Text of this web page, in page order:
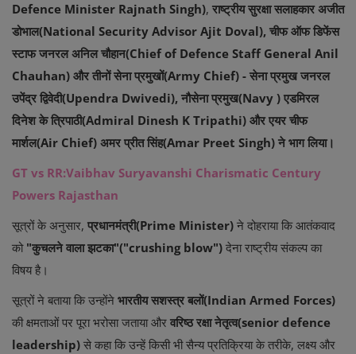
Defence Minister Rajnath Singh), राष्ट्रीय सुरक्षा सलाहकार अजीत
डोभाल(National Security Advisor Ajit Doval), चीफ ऑफ डिफेंस
स्टाफ जनरल अनिल चौहान(Chief of Defence Staff General Anil
Chauhan) और तीनों सेना प्रमुखों(Army Chief) - सेना प्रमुख जनरल
उपेंद्र द्विवेदी(Upendra Dwivedi), नौसेना प्रमुख(Navy ) एडमिरल
दिनेश के त्रिपाठी(Admiral Dinesh K Tripathi) और एयर चीफ
मार्शल(Air Chief) अमर प्रीत सिंह(Amar Preet Singh) ने भाग लिया।
GT vs RR:Vaibhav Suryavanshi Charismatic Century
Powers Rajasthan
सूत्रों के अनुसार, प्रधानमंत्री(Prime Minister) ने दोहराया कि आतंकवाद
को"कुचलने वाला झटका"("crushing blow") देना राष्ट्रीय संकल्प का
विषय है।
सूत्रों ने बताया कि उन्होंने भारतीय सशस्त्र बलों(Indian Armed Forces)
की क्षमताओं पर पूरा भरोसा जताया और वरिष्ठ रक्षा नेतृत्व(senior defence
leadership) से कहा कि उन्हें किसी भी सैन्य प्रतिक्रिया के तरीके, लक्ष्य और